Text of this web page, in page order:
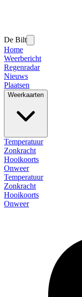
De Bilt
Home
Weerbericht
Regenradar
Nieuws
Plaatsen
Weerkaarten
Temperatuur
Zonkracht
Hooikoorts
Onweer
Temperatuur
Zonkracht
Hooikoorts
Onweer